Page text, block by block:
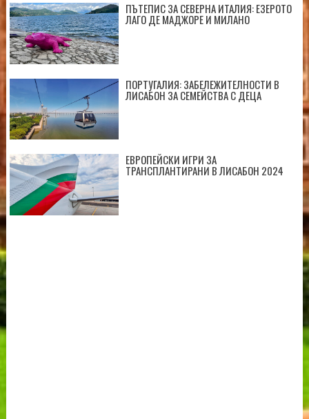
ПЪТЕПИС ЗА СЕВЕРНА ИТАЛИЯ: ЕЗЕРОТО
ЛАГО ДЕ МАДЖОРЕ И МИЛАНО
ПОРТУГАЛИЯ: ЗАБЕЛЕЖИТЕЛНОСТИ В
ЛИСАБОН ЗА СЕМЕЙСТВА С ДЕЦА
ЕВРОПЕЙСКИ ИГРИ ЗА
ТРАНСПЛАНТИРАНИ В ЛИСАБОН 2024